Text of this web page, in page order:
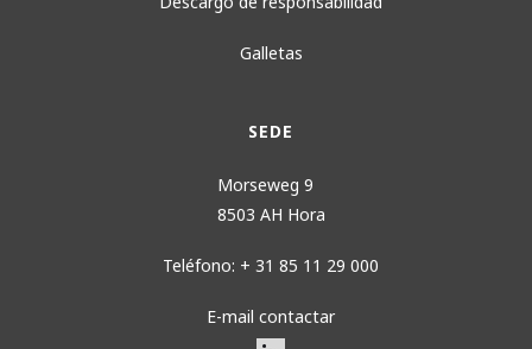
Galletas
SEDE
Morseweg 9
8503 AH Hora
Teléfono: + 31 85 11 29 000
E-mail contactar